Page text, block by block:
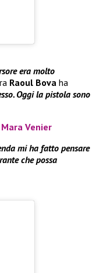
era molto
Raoul Bova ha
Oggi la pistola sono
Venier
mi ha fatto pensare
che possa